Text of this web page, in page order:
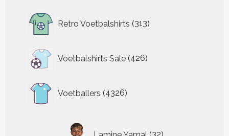
Retro Voetbalshirts 313
producten
Voetbalshirts Sale 426
426
producten
Voetballers 4326
producten